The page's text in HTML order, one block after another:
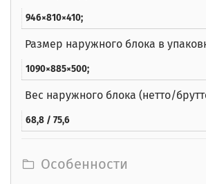
946×810×410;
Размер наружного блока в
1090×885×500;
Вес наружного блока (нетто/
68,8 / 75,6
Особенности